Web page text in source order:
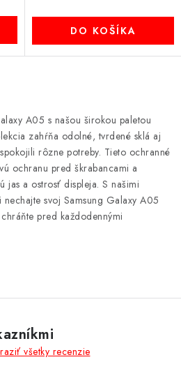
DO KOŠÍKA
A05 s našou širokou paletou
zahŕňa odolné, tvrdené sklá aj
rôzne potreby. Tieto ochranné
ochranu pred škrabancami a
jas a ostrosť displeja. S našimi
svoj Samsung Galaxy A05
pred každodennými
všetky recenzie